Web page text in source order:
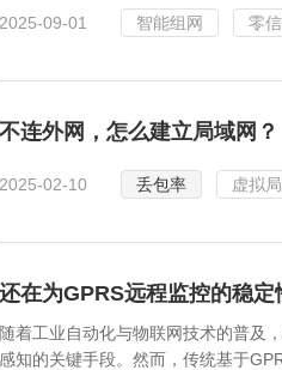
2025-09-01 智能组网 零
不连外网，怎么建立局域网？
2025-02-10 丢包率 虚拟
还在为GPRS远程监控的稳
随着工业自动化与物联网技术的普及
感知的关键手段。然而，传统基于